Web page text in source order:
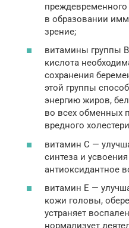
преждевременного
в образовании
зрение;
витамины группы
кислота
сохранения
этой группы
энергию жиров,
во всех обменных
вредного
витамин С —
синтеза и
антиоксидантное
витамин Е —
кожи головы,
устраняет
нормализует